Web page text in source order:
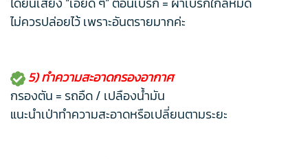
ไม่ควรปล่อยไว้ เพราะอันตรายมากค่ะ
5) ทำความสะอาดกรองอากาศ
กรองตัน = รถอืด / เปลืองน้ำมัน
แนะนำเป่าทำความสะอาดหรือเปลี่ยนตามระยะ